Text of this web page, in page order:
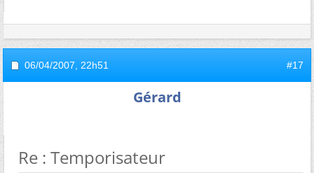
06/04/2007, 22h51 #17
Gérard
Re : Temporisateur